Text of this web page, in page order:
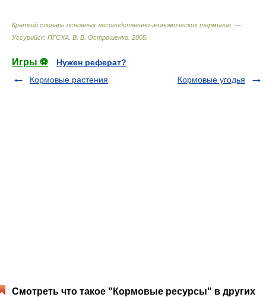
Краткий словарь основных лесоводственно-экономических терминов. —
Уссурийск: ПГСХА В. В. Острошенко 2005
Игры ⚽
Нужен реферат?
Кормовые растения
Кормовые угодья
Смотреть что такое "Кормовые ресурсы" в других